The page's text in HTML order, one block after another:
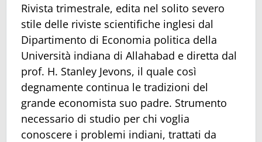
Rivista trimestrale, edita nel solito severo
stile delle riviste scientifiche inglesi dal
Dipartimento di Economia politica della
Università indiana di Allahabad e diretta dal
prof. H. Stanley Jevons, il quale così
degnamente continua le tradizioni del
grande economista suo padre. Strumento
necessario di studio per chi voglia
conoscere i problemi indiani, trattati da